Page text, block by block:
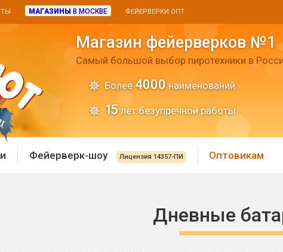
МАГАЗИНЫ В МОСКВЕ ФЕЙЕРВЕРКИ ОПТ
Магазин фейерверков №1
Самый большой выбор пиротехники в
Более 4000 наименований
15 лет безупречной работы
Хлопушки и
Фейерверк-шоу Лицензия 14357-ПИ Оптовикам
Дневные